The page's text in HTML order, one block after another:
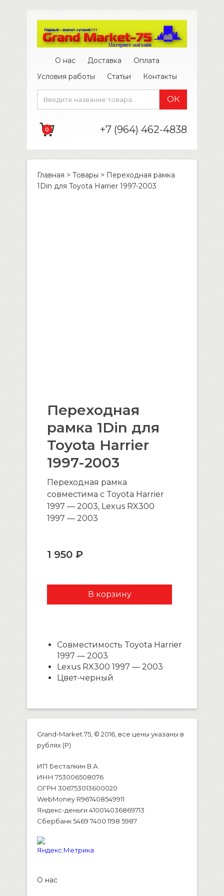
О нас Доставка
Оплата
Условия работы
Статьи Контакты
0 +7 (964) 462-4838
Главная > Товары > Переходная рамка
1Din для Toyota Harrier 1997-2003
Переходная
рамка 1Din для
Toyota Harrier
1997-2003
Переходная рамка
совместима с Toyota Harrier
1997 — 2003, Lexus RX300
1997 — 2003
1 950 ₽
Совместимость Toyota Harrier
1997 — 2003
Lexus RX300 1997 — 2003
Цвет-черный
Grand-Market 75, © 2016, все цены указаны в
рублях (P)
ИП Бесталкин В.А.
ИНН 753006508076
ОГРН 306753013600020
WebMoney R967408549911
Яндекс-деньги 410014036869713
Сбербанк 5469 7400 1198 5987
О нас